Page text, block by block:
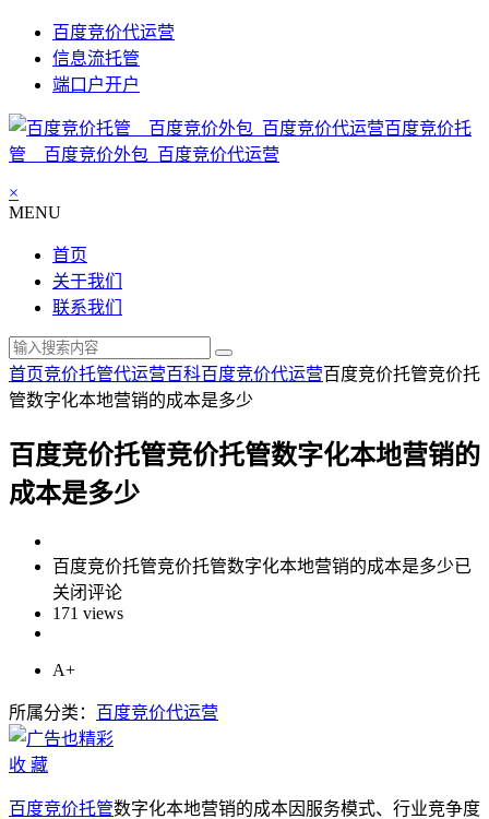
百度竞价代运营
信息流托管
端口户开户
百度竞价托
管__百度竞价外包_百度竞价代运营
×
MENU
首页
关于我们
联系我们
首页竞价托管代运营百科百度竞价代运营百度竞价托管竞价托
管数字化本地营销的成本是多少
百度竞价托管竞价托管数字化本地营销的
成本是多少
百度竞价托管竞价托管数字化本地营销的成本是多少已
关闭评论
171 views
A+
所属分类： 百度竞价代运营
收 藏
百度竞价托管数字化本地营销的成本因服务模式、行业竞争度